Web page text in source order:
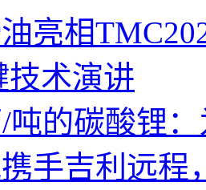
亮相
技术演讲
吨的碳酸锂
手吉利远程